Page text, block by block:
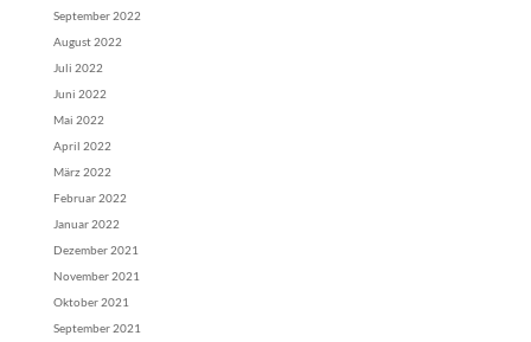
September 2022
August 2022
Juli 2022
Juni 2022
Mai 2022
April 2022
März 2022
Februar 2022
Januar 2022
Dezember 2021
November 2021
Oktober 2021
September 2021